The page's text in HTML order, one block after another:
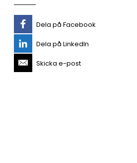
Dela på Facebook
Dela på LinkedIn
Skicka e-post